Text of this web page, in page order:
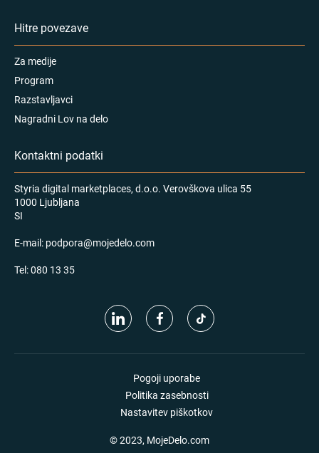
Hitre povezave
Za medije
Program
Razstavljavci
Nagradni Lov na delo
Kontaktni podatki
Styria digital marketplaces, d.o.o. Verovškova ulica 55
1000 Ljubljana
SI
E-mail: podpora@mojedelo.com
Tel:080 13 35
Pogoji uporabe
Politika zasebnosti
Nastavitev piškotkov
© 2023, MojeDelo.com